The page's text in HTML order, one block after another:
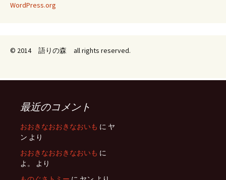
WordPress.org
© 2014 語りの森 all rights reserved.
最近のコメント
おおきなおおきなおいも に ヤ
ン より
おおきなおおきなおいも に
よ。
より